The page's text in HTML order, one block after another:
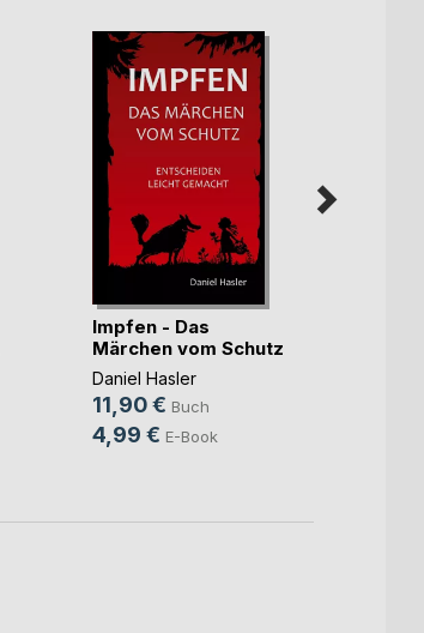
Impfen - Das
Märchen vom Schutz
Daniel Hasler
11,90 € Buch
4,99 € E-Book